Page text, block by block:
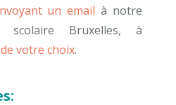
un email à notre
scolaire Bruxelles, à
votre choix.